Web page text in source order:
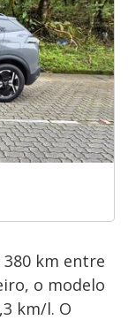
km entre
o modelo
km/l. O